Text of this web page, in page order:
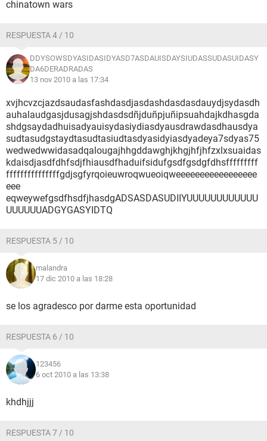
chinatown wars
RESPUESTA 4 / 10
DDYSOWSDYASIDASIDYASD7ASDAUISDAYSIUDASSUDASUIDASY
DA6DERADRADAS
13 nov 2010 a las 17:34
xvjhcvzcjazdsaudasfashdasdjasdashdasdasdauydjsydasdh
auhalaudgasjdusagjshdasdsdñjduñpjuñipsuahdajkdhasgda
shdgsaydadhuisadyauisydasiydiasdyausdrawdasdhausdya
sudtasudgstaydtasudtasiudtasdyasidyiasdyadeya7sdyas75
wedwedwwidasadqalougajhhgddawghjkhgjhfjhfzxlxsuaidas
kdaisdjasdfdhfsdjfhiausdfhaduifsidufgsdfgsdgfdhsfffffffff
fffffffffffffffgdjsgfyrqoieuwroqwueoiqweeeeeeeeeeeeeeeee
eee
eqweywefgsdfhsdfjhasdgADSASDASUDIIYUUUUUUUUUUUU
UUUUUUADGYGASYIDTQ
RESPUESTA 5 / 10
malandra
17 dic 2010 a las 18:28
se los agradesco por darme esta oportunidad
RESPUESTA 6 / 10
123456
6 oct 2010 a las 13:38
khdhjjj
RESPUESTA 7 / 10